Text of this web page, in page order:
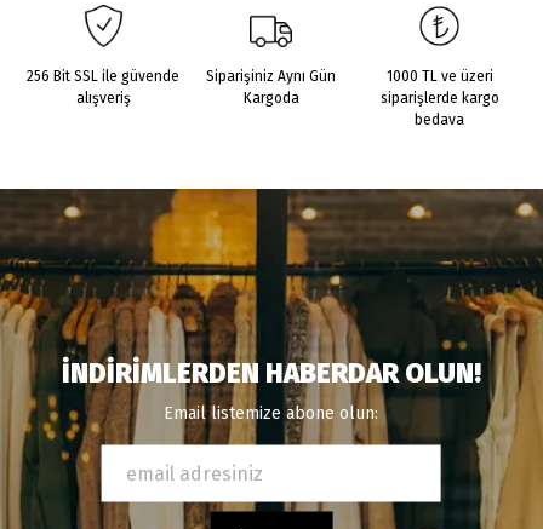
256 Bit SSL ile güvende
alışveriş
Siparişiniz Aynı Gün
Kargoda
1000 TL ve üzeri
siparişlerde kargo
bedava
İNDİRİMLERDEN HABERDAR OLUN!
Email listemize abone olun: